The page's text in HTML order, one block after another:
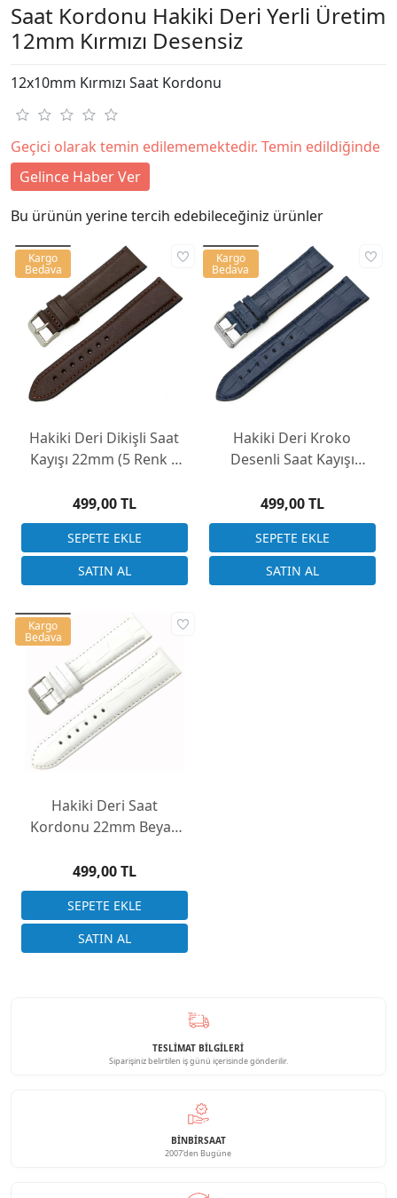
Saat Kordonu Hakiki Deri Yerli Üretim
12mm Kırmızı Desensiz
12x10mm Kırmızı Saat Kordonu
Geçici olarak temin edilememektedir. Temin edildiğinde
Gelince Haber Ver
Bu ürünün yerine tercih edebileceğiniz ürünler
Hakiki Deri Dikişli Saat
Kayışı 22mm (5 Renk –
499,00 TL
Kargo
Bedava
Hakiki Deri Kroko
Desenli Saat Kayışı
Üretim)
499,00 TL
Kargo
Bedava
Hakiki Deri Saat
Kordonu 22mm Beyaz
499,00 TL
Kargo
Bedava
TESLİMAT BİLGİLERİ
Siparişiniz belirtilen iş günü içerisinde gönderilir.
BINBIRSAAT
2007'den Bugüne